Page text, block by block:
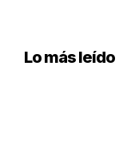
Lo más leído